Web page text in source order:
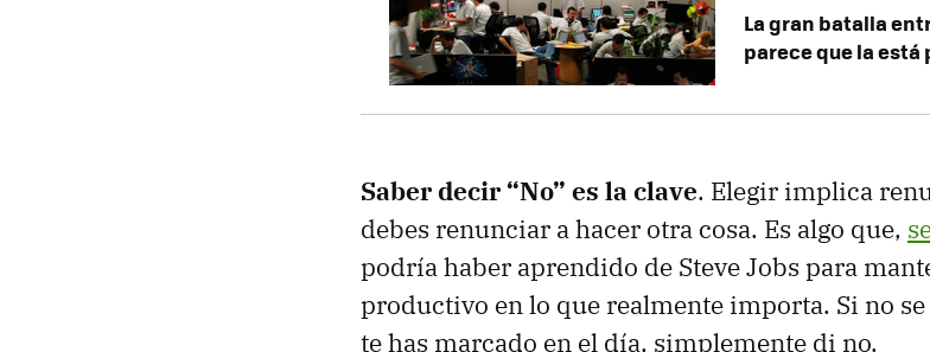
La gran batalla
parece que la
Saber decir “No” es la clave. Elegir implica
debes renunciar a hacer otra cosa. Es algo que,
podría haber aprendido de Steve Jobs para
productivo en lo que realmente importa. Si no
te has marcado en el día, simplemente di no.